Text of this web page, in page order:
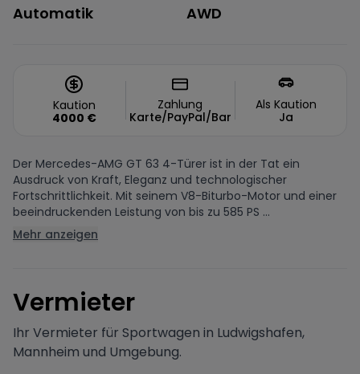
Automatik AWD
Kaution
4000 €
Zahlung
Karte/PayPal/Bar
Als Kaution
Ja
Der Mercedes-AMG GT 63 4-Türer ist in der Tat ein
Ausdruck von Kraft, Eleganz und technologischer
Fortschrittlichkeit. Mit seinem V8-Biturbo-Motor und einer
beeindruckenden Leistung von bis zu 585 PS ...
Mehr anzeigen
Vermieter
Ihr Vermieter für Sportwagen in Ludwigshafen,
Mannheim und Umgebung.